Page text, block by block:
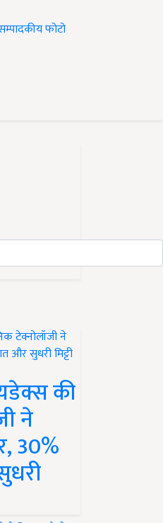
फोटो
की
ने
30%